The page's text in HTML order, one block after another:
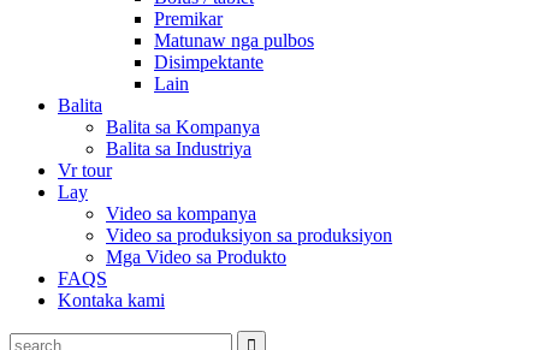
Premikar
Matunaw nga pulbos
Disimpektante
Lain
Balita
Balita sa Kompanya
Balita sa Industriya
Vr tour
Lay
Video sa kompanya
Video sa produksiyon sa produksiyon
Mga Video sa Produkto
FAQS
Kontaka kami